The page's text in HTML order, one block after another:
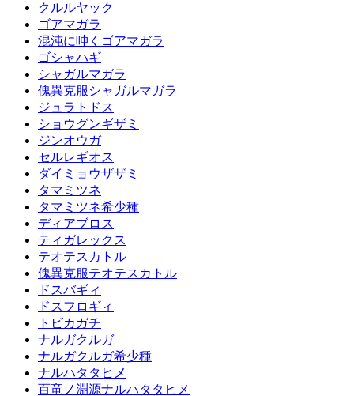
クルルヤック
ゴアマガラ
混沌に呻くゴアマガラ
ゴシャハギ
シャガルマガラ
傀異克服シャガルマガラ
ジュラトドス
ショウグンギザミ
ジンオウガ
セルレギオス
ダイミョウザザミ
タマミツネ
タマミツネ希少種
ディアブロス
ティガレックス
テオテスカトル
傀異克服テオテスカトル
ドスバギィ
ドスフロギィ
トビカガチ
ナルガクルガ
ナルガクルガ希少種
ナルハタタヒメ
百竜ノ淵源ナルハタタヒメ